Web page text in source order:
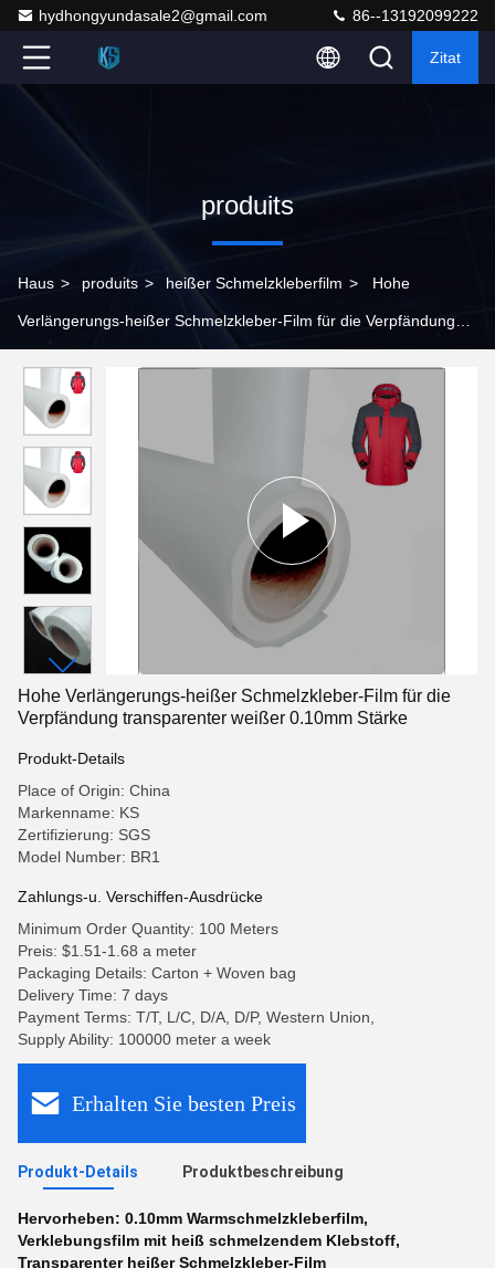
hydhongyundasale2@gmail.com 86--13192099222
Zitat
produits
Haus > produits > heißer Schmelzkleberfilm > Hohe
Verlängerungs-heißer Schmelzkleber-Film für die Verpfändung
Hohe Verlängerungs-heißer Schmelzkleber-Film für die
Verpfändung transparenter weißer 0.10mm Stärke
Produkt-Details
Place of Origin: China
Markenname: KS
Zertifizierung: SGS
Model Number: BR1
Zahlungs-u. Verschiffen-Ausdrücke
Minimum Order Quantity: 100 Meters
Preis: $1.51-1.68 a meter
Packaging Details: Carton + Woven bag
Delivery Time: 7 days
Payment Terms: T/T, L/C, D/A, D/P, Western Union,
Supply Ability: 100000 meter a week
Erhalten Sie besten Preis
Produkt-Details Produktbeschreibung
Hervorheben: 0.10mm Warmschmelzkleberfilm,
Verklebungsfilm mit heiß schmelzendem Klebstoff,
Transparenter heißer Schmelzkleber-Film